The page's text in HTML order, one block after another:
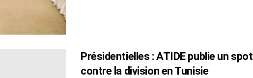
Présidentielles : ATIDE publie un spot
contre la division en Tunisie